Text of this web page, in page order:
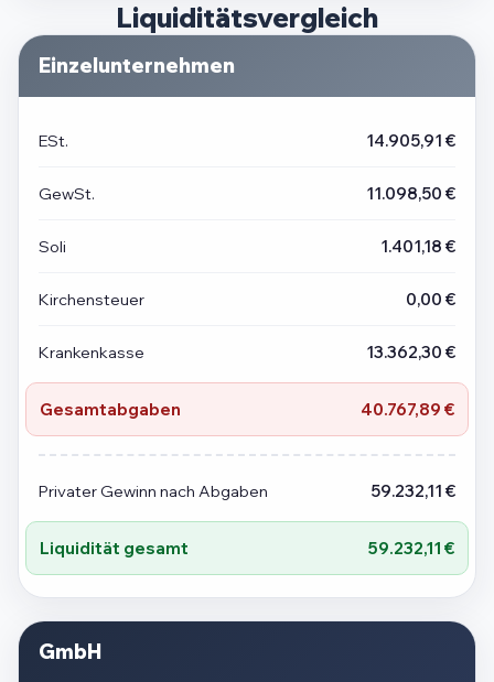
Liquiditätsvergleich
Einzelunternehmen
ESt. 14.905,91 €
GewSt. 11.098,50 €
Soli 1.401,18 €
Kirchensteuer 0,00 €
Krankenkasse 13.362,30 €
Gesamtabgaben 40.767,89 €
Privater Gewinn nach Abgaben 59.232,11 €
Liquidität gesamt 59.232,11 €
GmbH